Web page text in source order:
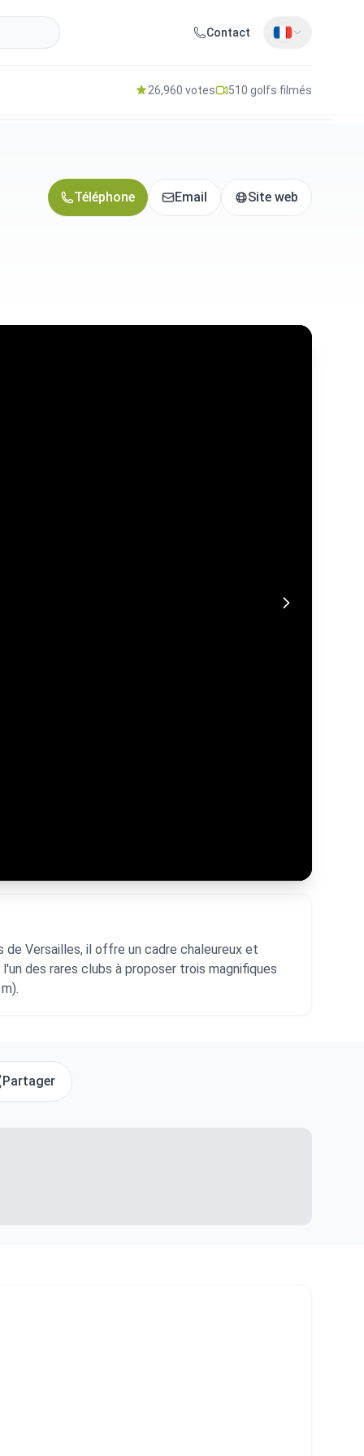
Contact
26,960 votes 510 golfs filmés
Téléphone Email Site web
Versailles, il offre un cadre chaleureux et
des rares clubs à proposer trois magnifiques
Partager